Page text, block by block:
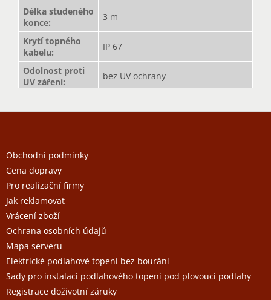
Délka studeného
konce:
3 m
Krytí topného
kabelu:
IP 67
Odolnost proti
UV záření:
bez UV ochrany
Z
aObchodní podmínky
Cena dopravy
Pro realizační firmy
Jak reklamovat
Vrácení zboží
Ochrana osobních údajů
Mapa serveru
Elektrické podlahové topení bez bourání
Sady pro instalaci podlahového topení pod plovoucí podlahy
Registrace doživotní záruky